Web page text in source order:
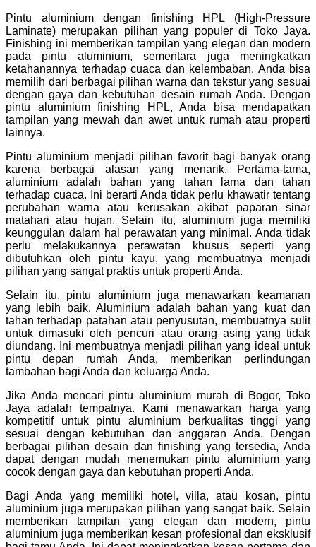
Pintu aluminium dengan finishing HPL (High-Pressure
Laminate) merupakan pilihan yang populer di Toko Jaya.
Finishing ini memberikan tampilan yang elegan dan modern
pada pintu aluminium, sementara juga meningkatkan
ketahanannya terhadap cuaca dan kelembaban. Anda bisa
memilih dari berbagai pilihan warna dan tekstur yang sesuai
dengan gaya dan kebutuhan desain rumah Anda. Dengan
pintu aluminium finishing HPL, Anda bisa mendapatkan
tampilan yang mewah dan awet untuk rumah atau properti
lainnya.
Pintu aluminium menjadi pilihan favorit bagi banyak orang
karena berbagai alasan yang menarik. Pertama-tama,
aluminium adalah bahan yang tahan lama dan tahan
terhadap cuaca. Ini berarti Anda tidak perlu khawatir tentang
perubahan warna atau kerusakan akibat paparan sinar
matahari atau hujan. Selain itu, aluminium juga memiliki
keunggulan dalam hal perawatan yang minimal. Anda tidak
perlu melakukannya perawatan khusus seperti yang
dibutuhkan oleh pintu kayu, yang membuatnya menjadi
pilihan yang sangat praktis untuk properti Anda.
Selain itu, pintu aluminium juga menawarkan keamanan
yang lebih baik. Aluminium adalah bahan yang kuat dan
tahan terhadap patahan atau penyusutan, membuatnya sulit
untuk dimasuki oleh pencuri atau orang asing yang tidak
diundang. Ini membuatnya menjadi pilihan yang ideal untuk
pintu depan rumah Anda, memberikan perlindungan
tambahan bagi Anda dan keluarga Anda.
Jika Anda mencari pintu aluminium murah di Bogor, Toko
Jaya adalah tempatnya. Kami menawarkan harga yang
kompetitif untuk pintu aluminium berkualitas tinggi yang
sesuai dengan kebutuhan dan anggaran Anda. Dengan
berbagai pilihan desain dan finishing yang tersedia, Anda
dapat dengan mudah menemukan pintu aluminium yang
cocok dengan gaya dan kebutuhan properti Anda.
Bagi Anda yang memiliki hotel, villa, atau kosan, pintu
aluminium juga merupakan pilihan yang sangat baik. Selain
memberikan tampilan yang elegan dan modern, pintu
aluminium juga memberikan kesan profesional dan eksklusif